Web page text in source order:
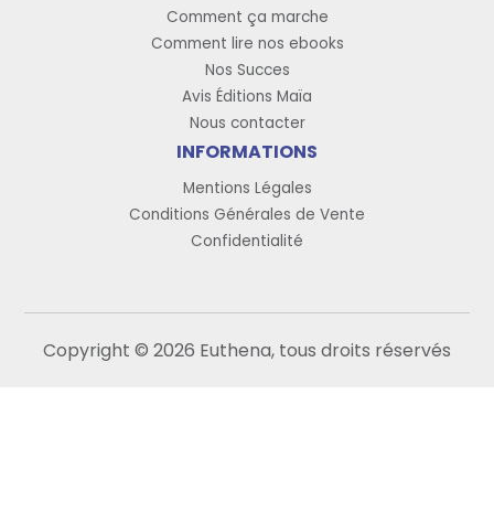
Comment ça marche
Comment lire nos ebooks
Nos Succes
Avis Éditions Maïa
Nous contacter
INFORMATIONS
Mentions Légales
Conditions Générales de Vente
Confidentialité
Copyright © 2026 Euthena, tous droits réservés